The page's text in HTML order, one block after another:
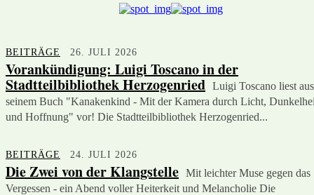
BEITRÄGE 26. JULI 2026
Vorankündigung: Luigi Toscano in der
Stadtteilbibliothek Herzogenried Luigi Toscano liest aus
seinem Buch "Kanakenkind - Mit der Kamera durch Licht,
und Hoffnung" vor! Die Stadtteilbibliothek Herzogenried...
BEITRÄGE 24. JULI 2026
Die Zwei von der Klangstelle Mit leichter Muse gegen das
Vergessen - ein Abend voller Heiterkeit und Melancholie Die